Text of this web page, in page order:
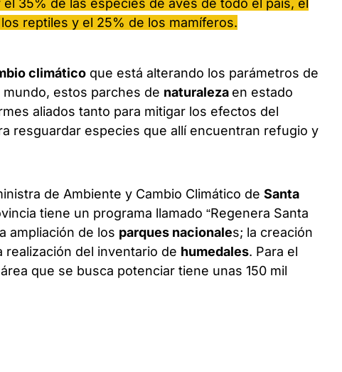
35% de las especies de aves de todo el país, el
reptiles y el 25% de los mamíferos.
climático que está alterando los parámetros de
estos parches de naturaleza en estado
aliados tanto para mitigar los efectos del
resguardar especies que allí encuentran refugio y
de Ambiente y Cambio Climático deSanta
tiene un programa llamado “Regenera Santa
ampliación de los parques nacionales; la creación
realización del inventario de humedales. Para el
que se busca potenciar tiene unas 150 mil